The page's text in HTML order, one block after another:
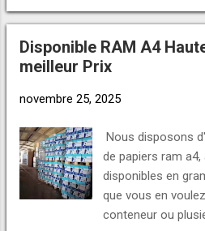
l'Afrique, l'Asie et
dès aujo...
Telegram +229
72 WhatsApp
https://wa.me/
https://wa.me/
https://
Disponible RAM A4
meilleur Prix
novembre 25, 2025
Nous disposons
de papiers ram
disponibles en
que vous en
conteneur ou